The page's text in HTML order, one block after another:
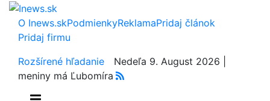
O Inews.skPodmienkyReklamaPridaj článok
Pridaj firmu
Rozšírené hľadanie
Nedeľa 9. August 2026 |
meniny má Ľubomíra